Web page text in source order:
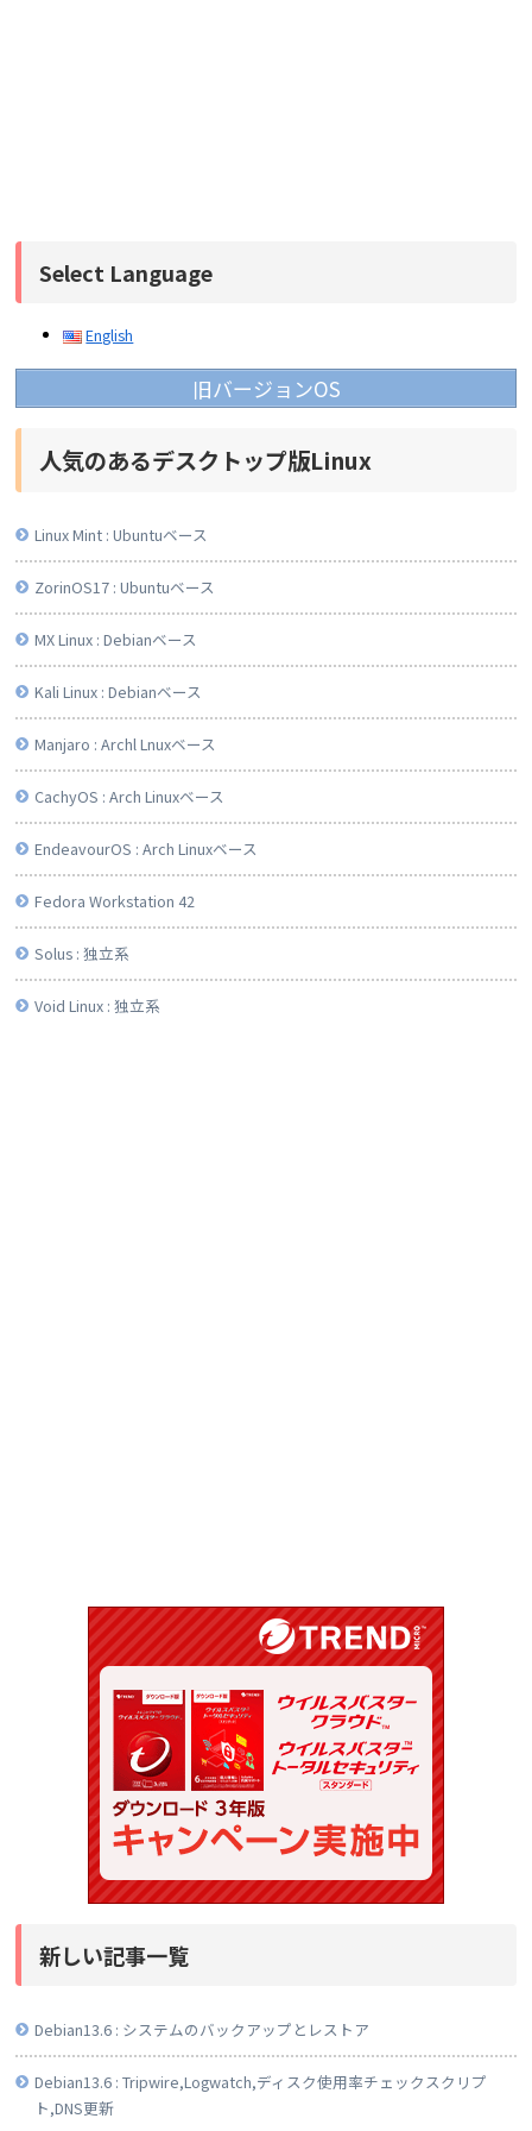
Select Language
English
旧バージョンOS
人気のあるデスクトップ版Linux
Linux Mint : Ubuntuベース
ZorinOS17 : Ubuntuベース
MX Linux : Debianベース
Kali Linux : Debianベース
Manjaro : Archl Lnuxベース
CachyOS : Arch Linuxベース
EndeavourOS : Arch Linuxベース
Fedora Workstation 42
Solus : 独立系
Void Linux : 独立系
新しい記事一覧
Debian13.6 : システムのバックアップとレストア
Debian13.6 : Tripwire,Logwatch,ディスク使用率チェックスクリプ
ト,DNS更新